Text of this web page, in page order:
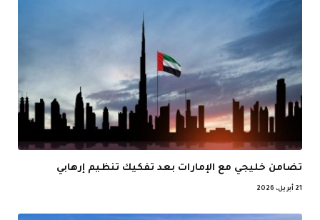
تضامن خليجي مع الإمارات بعد تفكيك تنظيم إرهابي
21 أبريل، 2026